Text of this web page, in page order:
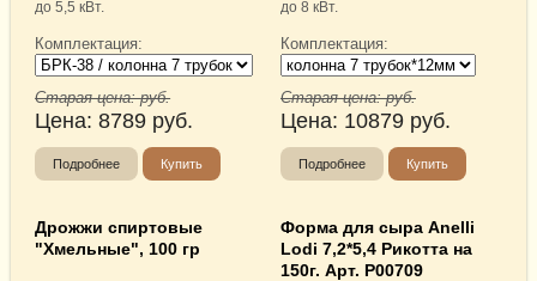
до 5,5 кВт.
Комплектация:
Старая цена:руб.
Цена:8789 руб.
Подробнее Купить
до 8 кВт.
Комплектация:
Старая цена:руб.
Цена: 10879 руб.
Подробнее Купить
Дрожжи спиртовые
"Хмельные", 100 гр
Форма для сыра Anelli
Lodi 7,2*5,4 Рикотта на
150г. Арт. Р00709